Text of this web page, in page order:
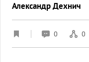
Александр Дехнич
0 0